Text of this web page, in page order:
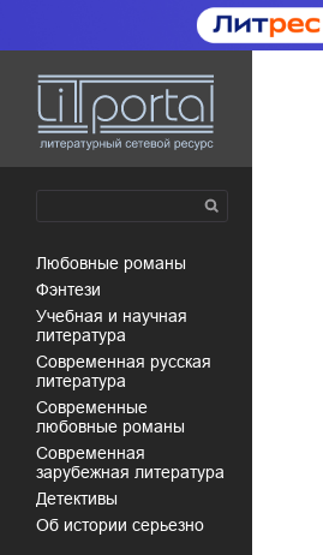
любовные романы
фэнтези
учебная и научная
литература
современная русская
литература
современные
любовные романы
современная
зарубежная литература
детективы
об истории серьезно